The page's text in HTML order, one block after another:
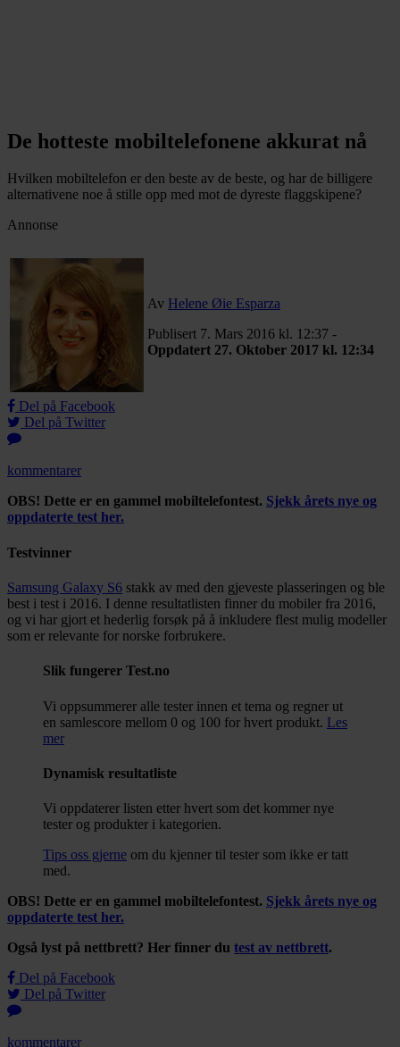
De hotteste mobiltelefonene akkurat nå
Hvilken mobiltelefon er den beste av de beste, og har de billigere
alternativene noe å stille opp med mot de dyreste flaggskipene?
Annonse
Av Helene Øie Esparza
Publisert 7. Mars 2016 kl. 12:37 -
Oppdatert 27. Oktober 2017 kl. 12:34
Del på Facebook
Del på Twitter
kommentarer
OBS! Dette er en gammel mobiltelefontest. Sjekk årets nye og
oppdaterte test her.
Testvinner
Samsung Galaxy S6 stakk av med den gjeveste plasseringen og ble
best i test i 2016. I denne resultatlisten finner du mobiler fra 2016,
og vi har gjort et hederlig forsøk på å inkludere flest mulig modeller
som er relevante for norske forbrukere.
Slik fungerer Test.no
Vi oppsummerer alle tester innen et tema og regner ut
en samlescore mellom 0 og 100 for hvert produkt. Les
mer
Dynamisk resultatliste
Vi oppdaterer listen etter hvert som det kommer nye
tester og produkter i kategorien.
Tips oss gjerne om du kjenner til tester som ikke er tatt
med.
OBS! Dette er en gammel mobiltelefontest. Sjekk årets nye og
oppdaterte test her.
Også lyst på nettbrett? Her finner du test av nettbrett.
Del på Facebook
Del på Twitter
kommentarer